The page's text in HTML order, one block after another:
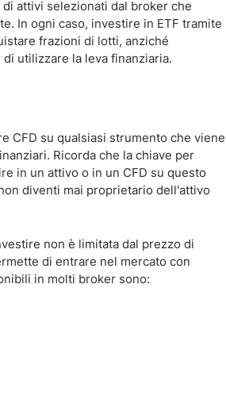
attivi selezionati dal broker che
In ogni caso, investire in ETF tramite
frazioni di lotti, anziché
utilizzare la leva finanziaria.
CFD su qualsiasi strumento che viene
Ricorda che la chiave per
in un attivo o in un CFD su questo
diventi mai proprietario dell'attivo
non è limitata dal prezzo di
di entrare nel mercato con
in molti broker sono: